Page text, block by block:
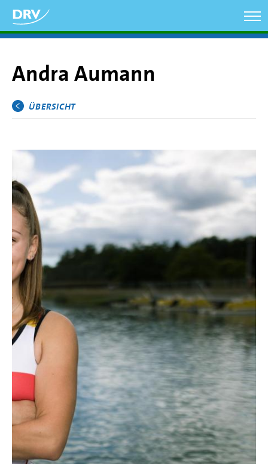
zum
Inhalt
Andra Aumann
Hauptmenü
ÜBERSICHT